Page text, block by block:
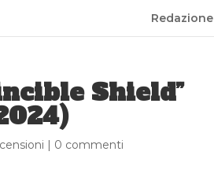
Redazione
Shield”
| 0 commenti